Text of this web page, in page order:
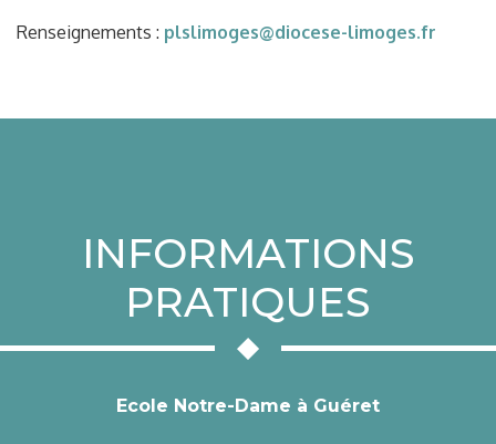
Renseignements : plslimoges@diocese-limoges.fr
INFORMATIONS
PRATIQUES
Ecole Notre-Dame à Guéret